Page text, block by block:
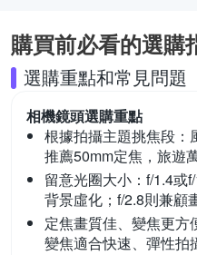
購買前必看的選購
選購重點和常見問題
相機鏡頭選購重點
根據拍攝主題挑焦段：
推薦50mm定焦，旅遊
留意光圈大小： f/1.4或
背景虛化；f/2.8則兼顧
定焦畫質佳、變焦更方
變焦適合快速、彈性拍